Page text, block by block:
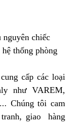
nguyên chiếc
thống phòng
cấp các loại
như VAREM,
. Chúng tôi cam
giao hàng